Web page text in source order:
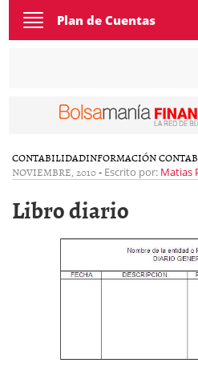
Toggle
navigation
Plan de Cuentas
CONTABILIDADINFORMACIÓN
NOVIEMBRE, 2010- Escrito por: Matias
Libro diario